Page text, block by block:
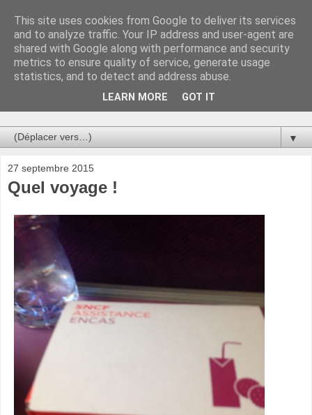
Au bistro !
La connerie étant le seul chemin susceptible de nous faire
entrevoir une parcelle de vérité, utilisons la par des moyens
de communication efficaces. Le temps qu'on remplisse nos
▼
27 septembre 2015
Quel voyage !
This site uses cookies from Google to deliver its services
and to analyze traffic. Your IP address and user-agent are
shared with Google along with performance and security
metrics to ensure quality of service, generate usage
statistics, and to detect and address abuse.
LEARN MORE GOT IT